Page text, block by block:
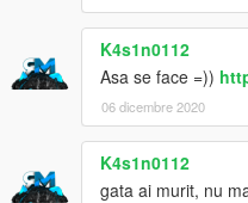
K4s1n0112
Asa se face =))
06 dicembre 2020
K4s1n0112
gata ai murit, nu